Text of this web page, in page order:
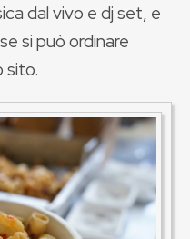
dal vivo e dj set, e
si può ordinare
sito.